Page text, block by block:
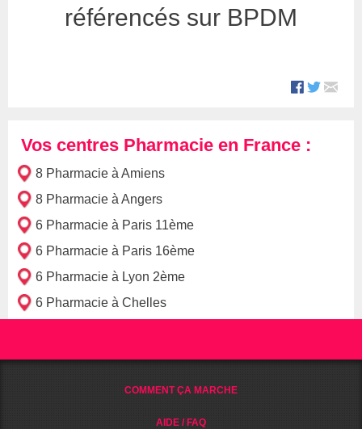
référencés sur BPDM
Vos centres Pharmacie en France :
8 Pharmacie à Amiens
8 Pharmacie à Angers
6 Pharmacie à Paris 11ème
6 Pharmacie à Paris 16ème
6 Pharmacie à Lyon 2ème
6 Pharmacie à Chelles
COMMENT ÇA MARCHE
AIDE / FAQ